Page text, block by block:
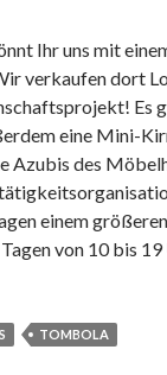
Ihr uns mit
verkaufen dort
Es
eine Mini-
Azubis des
einem
von 10 bis 19
TOMBOLA